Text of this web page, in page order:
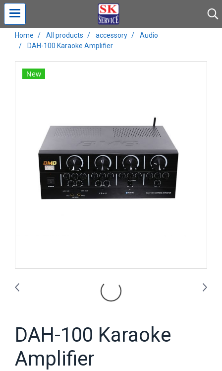
Home All products accessory
Audio
DAH-100 Karaoke Amplifier
New
DAH-100 Karaoke
Amplifier